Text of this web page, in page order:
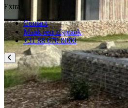
Extra
Contact
Maak een afspraak
+31 88 070 8000